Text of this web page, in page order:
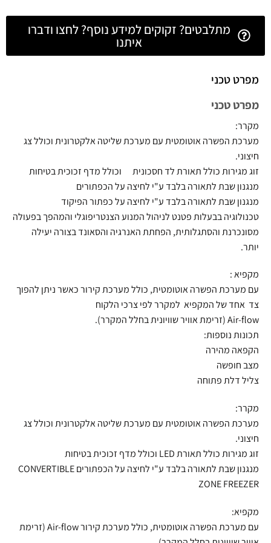
מתלבטים? זקוקים למידע נוסף? לחצו ודברו
איתנו
מפרט טכני
מפרט טכני
מקרר:
מערכת הפשרה אוטומטית עם מערכת שליטה אלקטרונית וכולל צג
חיצוני.
זוג מגירות כולל תאורת לד חסכונית וכולל מדף זכוכית בטיחות
מנגנון שבת לתאורה בלבד ע"י לחיצה על הכפתורים
מנגנון שבת לתאורה בלבד ע"י לחיצה על כפתור הפיקוד
טכנולוגיה בבעלות פטנט לניהול המנוע הצנטריפוגלי והמהפך בפעולה
מסונכרנת והסתגלותית, הפחתת האנרגיה והסאונד בצורה יעילה
יותר.
מקפיא :
עם מערכת הפשרה אוטומטית, כולל מערכת קירור כאשר ניתן להפוך
צד אחד של המקפיא למקרר לפי צרכי הלקוח
Air-flow (זרימת אוויר שוויונית בחלל המקרר).
תכונות נוספות:
הקפאה מהירה
מצב חופשה
צליל דלת פתוחה
מקרר:
מערכת הפשרה אוטומטית עם מערכת שליטה אלקטרונית וכולל צג
חיצוני.
זוג מגירות כולל תאורת LED וכולל מדף זכוכית בטיחות
מנגנון שבת לתאורה בלבד ע"י לחיצה על הכפתורים CONVERTIBLE
ZONE FREEZER
מקפיא:
עם מערכת הפשרה אוטומטית, כולל מערכת קירור Air-flow (זרימת